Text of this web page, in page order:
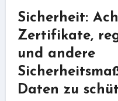
Sicherheit:
Zertifikate,
und andere
Daten zu